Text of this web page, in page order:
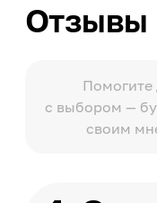
Отзывы
Помогите
с выбором —
своим